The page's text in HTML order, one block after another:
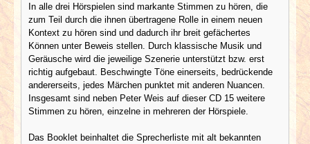
In alle drei Hörspielen sind markante Stimmen zu hören, die
zum Teil durch die ihnen übertragene Rolle in einem neuen
Kontext zu hören sind und dadurch ihr breit gefächertes
Können unter Beweis stellen. Durch klassische Musik und
Geräusche wird die jeweilige Szenerie unterstützt bzw. erst
richtig aufgebaut. Beschwingte Töne einerseits, bedrückende
andererseits, jedes Märchen punktet mit anderen Nuancen.
Insgesamt sind neben Peter Weis auf dieser CD 15 weitere
Stimmen zu hören, einzelne in mehreren der Hörspiele.
Das Booklet beinhaltet die Sprecherliste mit alt bekannten